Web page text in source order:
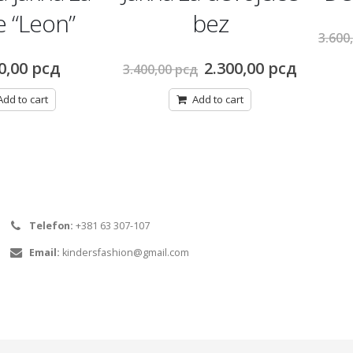
“Leon”
рсд
to cart
bez
3.400,00рсд Original
price
was:
3.400,00 рсд.
2.300,00 рсд
Add to cart
Telefon: +381 63 307-107
Email: kindersfashion@gmail.com